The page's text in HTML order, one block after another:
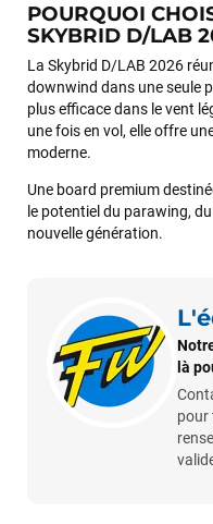
POURQUOI
SKYBRID D/LAB
La Skybrid D/LAB 2026
downwind dans une seule
plus efficace dans le vent
une fois en vol, elle offre
moderne.
Une board premium
le potentiel du parawing,
nouvelle génération.
là
pour
sur le matériel à choisir, et
plus. Niveau réactivité,
propre et soigné. Plus
recommande vivement
professionnalisme et sa
Sébastien BACHELIER
Cela faisait 6 mois que je
m'ont trouvé une pépite à
Maronui RICHMOND
J'ai acheté une voile
L'envoi a été rapide. La